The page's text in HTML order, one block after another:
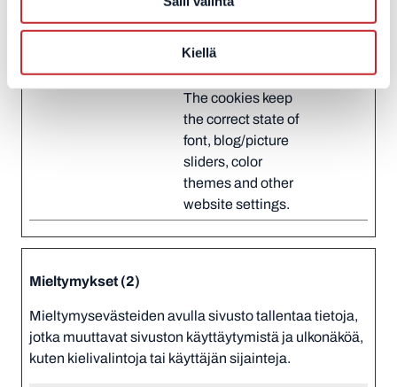
Kiellä
cookies which
serve the purpose
of content delivery
and presentation.
The cookies keep
the correct state of
font, blog/picture
sliders, color
themes and other
website settings.
Mieltymykset (2)
Mieltymysevästeiden avulla sivusto tallentaa tietoja,
jotka muuttavat sivuston käyttäytymistä ja ulkonäköä,
kuten kielivalintoja tai käyttäjän sijainteja.